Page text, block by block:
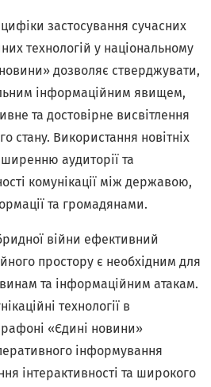
застосування сучасних
технологій у національному
дозволяє стверджувати,
інформаційним явищем,
та достовірне висвітлення
стану. Використання новітніх
аудиторії та
комунікації між державою,
та громадянами.
війни ефективний
простору є необхідним для
та інформаційним атакам.
технології в
«Єдині новини»
інформування
інтерактивності та широкого